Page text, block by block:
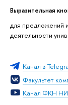
Выразительная
для предложений
деятельности
Канал в
Факультет
Канал ФКН